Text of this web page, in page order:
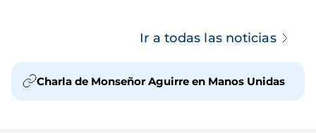
Ir a todas las noticias
Charla de Monseñor Aguirre en Manos Unidas